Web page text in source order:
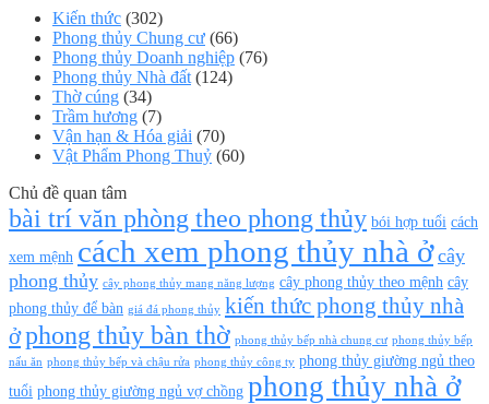
Kiến thức (302)
Phong thủy Chung cư (66)
Phong thủy Doanh nghiệp (76)
Phong thủy Nhà đất (124)
Thờ cúng (34)
Trầm hương (7)
Vận hạn & Hóa giải (70)
Vật Phẩm Phong Thuỷ (60)
Chủ đề quan tâm
bài trí văn phòng theo phong thủy bói hợp tuổi cách
xem mệnh cách xem phong thủy nhà ở cây
phong thủy cây phong thủy mang năng lượng cây phong thủy theo mệnh cây
phong thủy để bàn giá đá phong thủy kiến thức phong thủy nhà
ởphong thủy bàn thờ phong thủy bếp nhà chung cư phong thủy bếp
nấu ăn phong thủy bếp và chậu rửa phong thủy công ty phong thủy giường ngủ theo
tuổi phong thủy giường ngủ vợ chồng phong thủy nhà ở